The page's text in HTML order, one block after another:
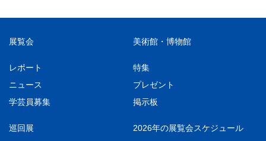
展覧会 美術館・博物館
レポート
特集
ニュース
プレゼント
学芸員募集
掲示板
巡回展 2026年の展覧会スケジュール